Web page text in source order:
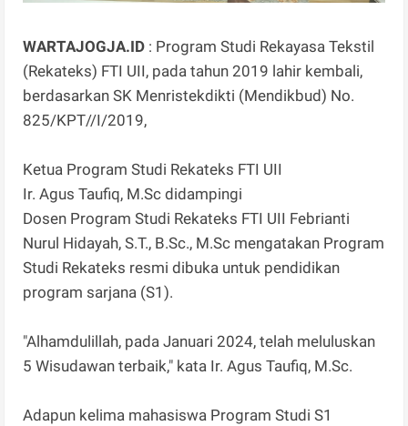
WARTAJOGJA.ID : Program Studi Rekayasa Tekstil
(Rekateks) FTI UII, pada tahun 2019 lahir kembali,
berdasarkan SK Menristekdikti (Mendikbud) No.
825/KPT//I/2019,
Ketua Program Studi Rekateks FTI UII
Ir. Agus Taufiq, M.Sc didampingi
Dosen Program Studi Rekateks FTI UII Febrianti
Nurul Hidayah, S.T., B.Sc., M.Sc mengatakan Program
Studi Rekateks resmi dibuka untuk pendidikan
program sarjana (S1).
"Alhamdulillah, pada Januari 2024, telah meluluskan
5 Wisudawan terbaik," kata Ir. Agus Taufiq, M.Sc.
Adapun kelima mahasiswa Program Studi S1